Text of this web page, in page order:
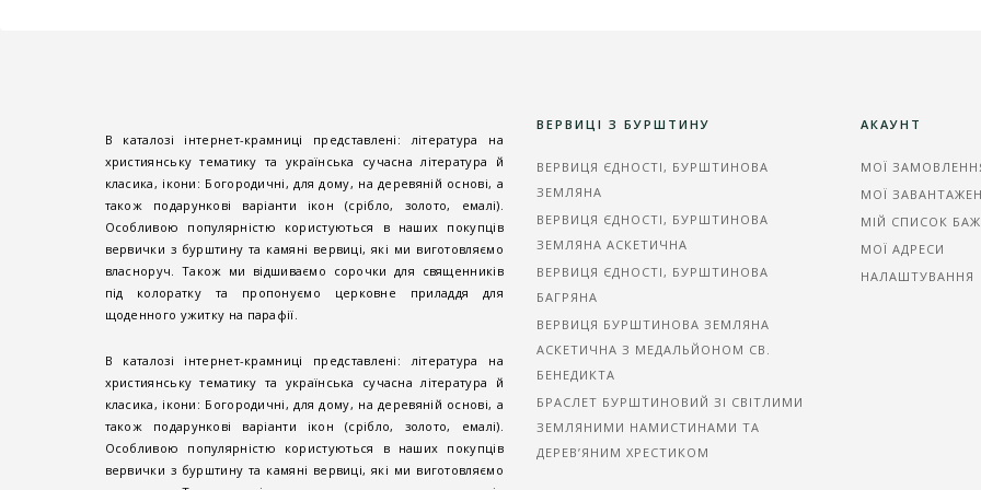
В каталозі інтернет-крамниці представлені: література на
християнську тематику та українська сучасна література й
класика, ікони: Богородичні, для дому, на деревяній основі, а
також подарункові варіанти ікон (срібло, золото, емалі).
Особливою популярністю користуються в наших покупців
вервички з бурштину та камяні вервиці, які ми виготовляємо
власноруч. Також ми відшиваємо сорочки для священників
під колоратку та пропонуємо церковне приладдя для
щоденного ужитку на парафії.
В каталозі інтернет-крамниці представлені: література на
християнську тематику та українська сучасна література й
класика, ікони: Богородичні, для дому, на деревяній основі, а
також подарункові варіанти ікон (срібло, золото, емалі).
Особливою популярністю користуються в наших покупців
вервички з бурштину та камяні вервиці, які ми виготовляємо
ВЕРВИЦІ З БУРШТИНУ
ВЕРВИЦЯ ЄДНОСТІ, БУРШТИНОВА
ЗЕМЛЯНА
ВЕРВИЦЯ ЄДНОСТІ, БУРШТИНОВА
ЗЕМЛЯНА АСКЕТИЧНА
ВЕРВИЦЯ ЄДНОСТІ, БУРШТИНОВА
БАГРЯНА
ВЕРВИЦЯ БУРШТИНОВА ЗЕМЛЯНА
АСКЕТИЧНА З МЕДАЛЬЙОНОМ СВ.
БЕНЕДИКТА
БРАСЛЕТ БУРШТИНОВИЙ ЗІ СВІТЛИМИ
ЗЕМЛЯНИМИ НАМИСТИНАМИ ТА
ДЕРЕВ’ЯНИМ ХРЕСТИКОМ
АКАУНТ
МОЇ
МОЇ
МІЙ СПИСОК
МОЇ АДРЕСИ
НАЛАШТУВАННЯ